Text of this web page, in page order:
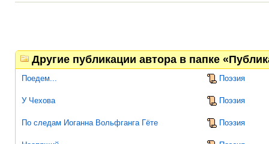
Другие публикации автора в папке
Поедем... Поэзия
У Чехова Поэзия
По следам Иоганна Вольфганга Гёте Поэзия